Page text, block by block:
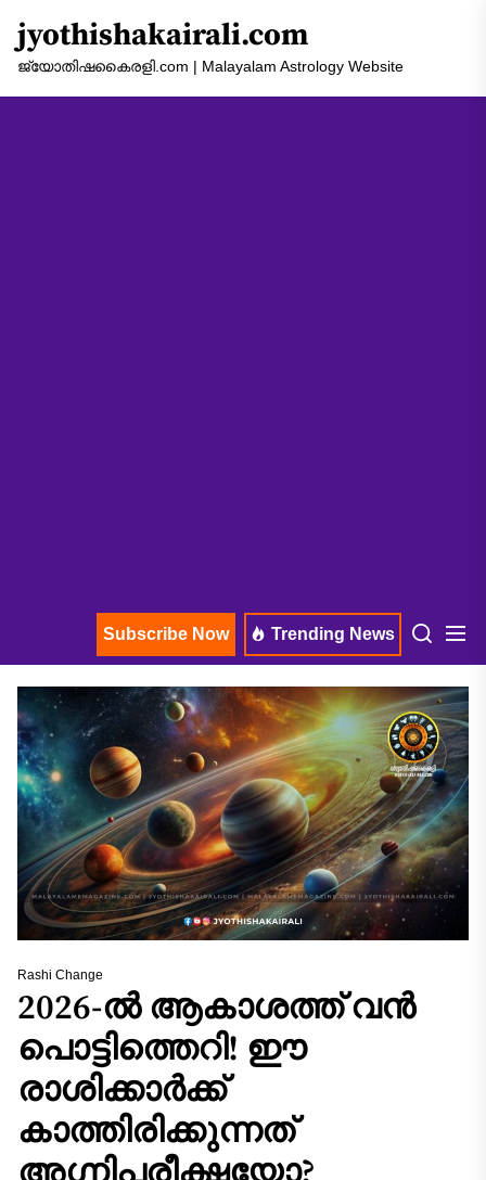
the
jyothishakairali.com
ജ്യോതിഷകൈരളി.com | Malayalam Astrology Website
Subscribe Now Trending News
Rashi Change
2026-ൽ ആകാശത്ത് വൻ
പൊട്ടിത്തെറി! ഈ
രാശിക്കാർക്ക്
കാത്തിരിക്കുന്നത്